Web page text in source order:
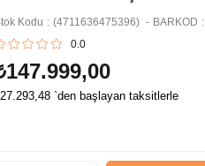
Kodu (4711636475396) BARKOD :
0.0
`den başlayan taksitlerle